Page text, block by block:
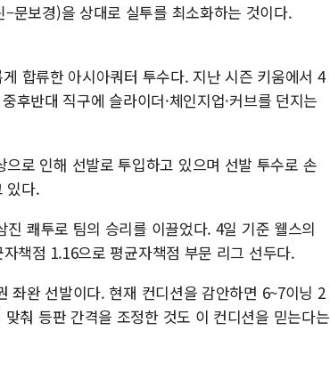
문보경)을 상대로 실투를 최소화하는 것이다.
합류한 아시아쿼터 투수다. 지난 시즌 키움에서 4
반대 직구에 슬라이더·체인지업·커브를 던지는
로 인해 선발로 투입하고 있으며 선발 투수로 손
있다.
쾌투로 팀의 승리를 이끌었다. 4일 기준 웰스의
책점 1.16으로 평균자책점 부문 리그 선두다.
좌완 선발이다. 현재 컨디션을 감안하면 6~7이닝 2
춰 등판 간격을 조정한 것도 이 컨디션을 믿는다는